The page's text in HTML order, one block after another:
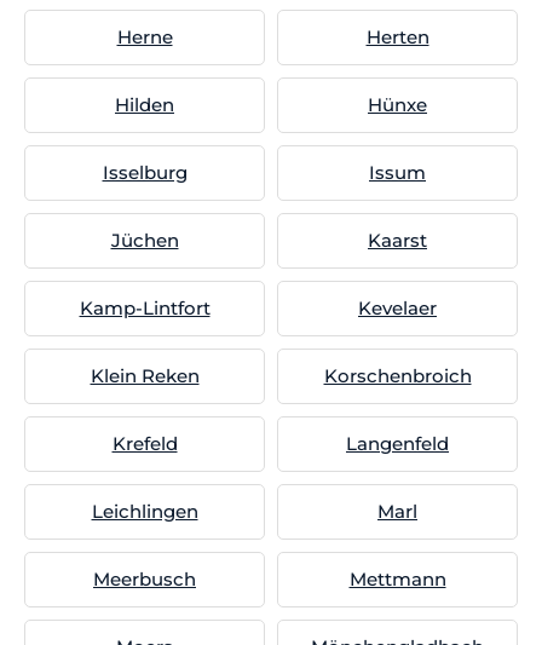
Herne Herten
Hilden Hünxe
Isselburg Issum
Jüchen Kaarst
Kamp-Lintfort Kevelaer
Klein Reken Korschenbroich
Krefeld Langenfeld
Leichlingen Marl
Meerbusch Mettmann